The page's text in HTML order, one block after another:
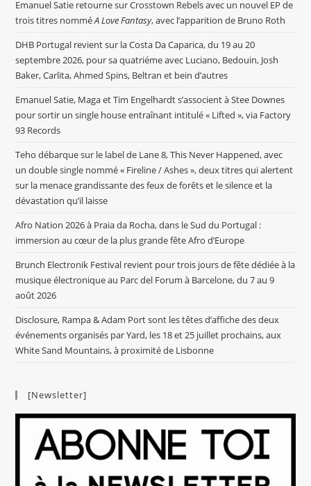
Emanuel Satie retourne sur Crosstown Rebels avec un nouvel EP de
trois titres nomméA Love Fantasy, avec l’apparition de Bruno Roth
DHB Portugal revient sur la Costa Da Caparica, du 19 au 20
septembre 2026, pour sa quatriéme avec Luciano, Bedouin, Josh
Baker, Carlita, Ahmed Spins, Beltran et bein d’autres
Emanuel Satie, Maga et Tim Engelhardt s’associent à Stee Downes
pour sortir un single house entraînant intitulé « Lifted », via Factory
93 Records
Teho débarque sur le label de Lane 8, This Never Happened, avec
un double single nommé « Fireline / Ashes », deux titres qui alertent
sur la menace grandissante des feux de forêts et le silence et la
dévastation qu’il laisse
Afro Nation 2026 à Praia da Rocha, dans le Sud du Portugal :
immersion au cœur de la plus grande fête Afro d’Europe
Brunch Electronik Festival revient pour trois jours de fête dédiée à la
musique électronique au Parc del Forum à Barcelone, du 7 au 9
août 2026
Disclosure, Rampa & Adam Port sont les têtes d’affiche des deux
événements organisés par Yard, les 18 et 25 juillet prochains, aux
White Sand Mountains, à proximité de Lisbonne
[Newsletter]